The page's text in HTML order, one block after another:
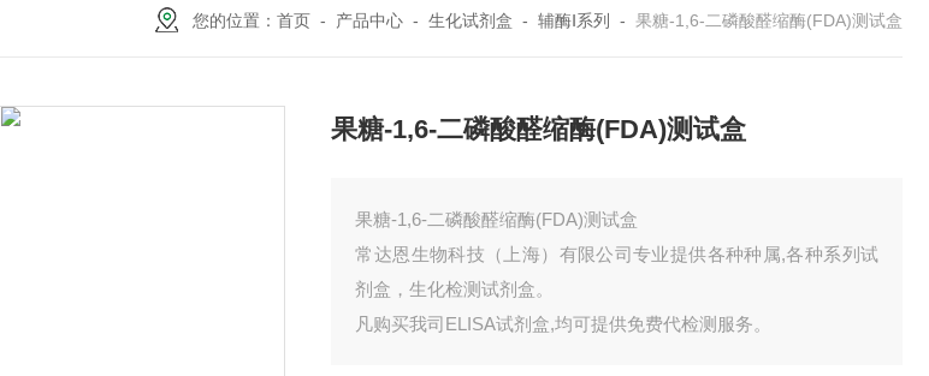
您的位置： 首页 - 产品中心 - 生化试剂盒 - 辅酶Ⅰ系列 - 果糖-1,6-二磷酸醛缩酶(FDA)测试盒
果糖-1,6-二磷酸醛缩酶(FDA)测试盒
果糖-1,6-二磷酸醛缩酶(FDA)测试盒
常达恩生物科技（上海）有限公司专业提供各种种属,各种系列试
剂盒，生化检测试剂盒。
凡购买我司ELISA试剂盒,均可提供免费代检测服务。